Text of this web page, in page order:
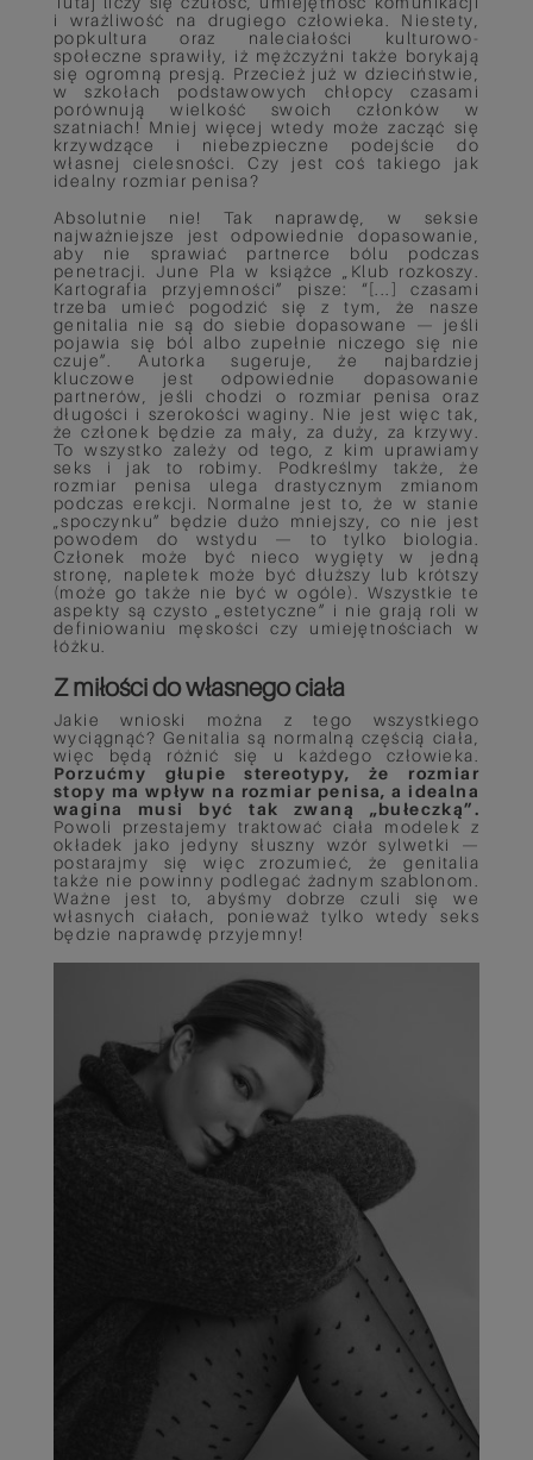
i wrażliwość na drugiego człowieka. Niestety,
popkultura oraz naleciałości kulturowo-
społeczne sprawiły, iż mężczyźni także borykają
się ogromną presją. Przecież już w dzieciństwie,
w szkołach podstawowych chłopcy czasami
porównują wielkość swoich członków w
szatniach! Mniej więcej wtedy może zacząć się
krzywdzące i niebezpieczne podejście do
własnej cielesności. Czy jest coś takiego jak
idealny rozmiar penisa?
Absolutnie nie! Tak naprawdę, w seksie
najważniejsze jest odpowiednie dopasowanie,
aby nie sprawiać partnerce bólu podczas
penetracji. June Pla w książce „Klub rozkoszy.
Kartografia przyjemności” pisze: “[...] czasami
trzeba umieć pogodzić się z tym, że nasze
genitalia nie są do siebie dopasowane — jeśli
pojawia się ból albo zupełnie niczego się nie
czuje”. Autorka sugeruje, że najbardziej
kluczowe jest odpowiednie dopasowanie
partnerów, jeśli chodzi o rozmiar penisa oraz
długości i szerokości waginy. Nie jest więc tak,
że członek będzie za mały, za duży, za krzywy.
To wszystko zależy od tego, z kim uprawiamy
seks i jak to robimy. Podkreślmy także, że
rozmiar penisa ulega drastycznym zmianom
podczas erekcji. Normalne jest to, że w stanie
„spoczynku” będzie dużo mniejszy, co nie jest
powodem do wstydu — to tylko biologia.
Członek może być nieco wygięty w jedną
stronę, napletek może być dłuższy lub krótszy
(może go także nie być w ogóle). Wszystkie te
aspekty są czysto „estetyczne” i nie grają roli w
definiowaniu męskości czy umiejętnościach w
łóżku.
Z miłości do własnego ciała
Jakie wnioski można z tego wszystkiego
wyciągnąć? Genitalia są normalną częścią ciała,
więc będą różnić się u każdego człowieka.
Porzućmy głupie stereotypy, że rozmiar
stopy ma wpływ na rozmiar penisa, a idealna
wagina musi być tak zwaną „bułeczką”.
Powoli przestajemy traktować ciała modelek z
okładek jako jedyny słuszny wzór sylwetki —
postarajmy się więc zrozumieć, że genitalia
także nie powinny podlegać żadnym szablonom.
Ważne jest to, abyśmy dobrze czuli się we
własnych ciałach, ponieważ tylko wtedy seks
będzie naprawdę przyjemny!